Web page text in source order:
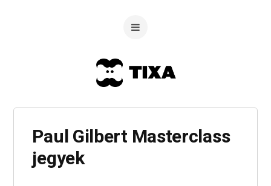
Paul Gilbert Masterclass
jegyek